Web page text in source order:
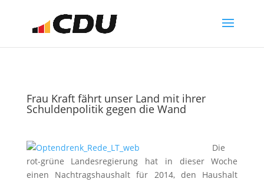
Frau Kraft fährt unser Land mit ihrer
Schuldenpolitik gegen die Wand
Die
rot-grüne Landesregierung hat in dieser Woche
einen Nachtragshaushalt für 2014, den Haushalt